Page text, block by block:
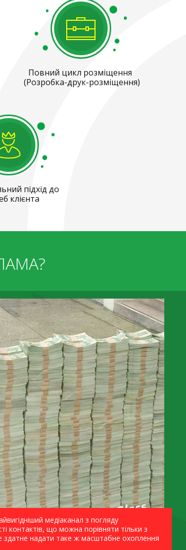
Повний цикл розміщення
(Розробка-друк-розміщення)
підхід до
клієнта
медіаканал з погляду
контактів, що можна порівняти тільки з
здатне надати таке ж масштабне охоплення